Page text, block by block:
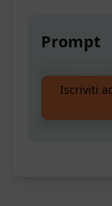
Prompt
Traduci
Iscriviti